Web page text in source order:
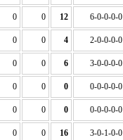
0 0 12 6-0-0-0-0
0 0 4 2-0-0-0-0
0 0 6 3-0-0-0-0
0 0 0 0-0-0-0-0
0 0 0 0-0-0-0-0
0 0 16 3-0-1-0-0